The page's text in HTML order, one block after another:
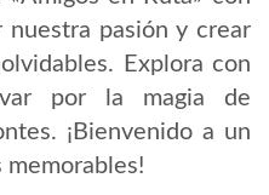
pasión y crear
Explora con
por la magia de
¡Bienvenido a un